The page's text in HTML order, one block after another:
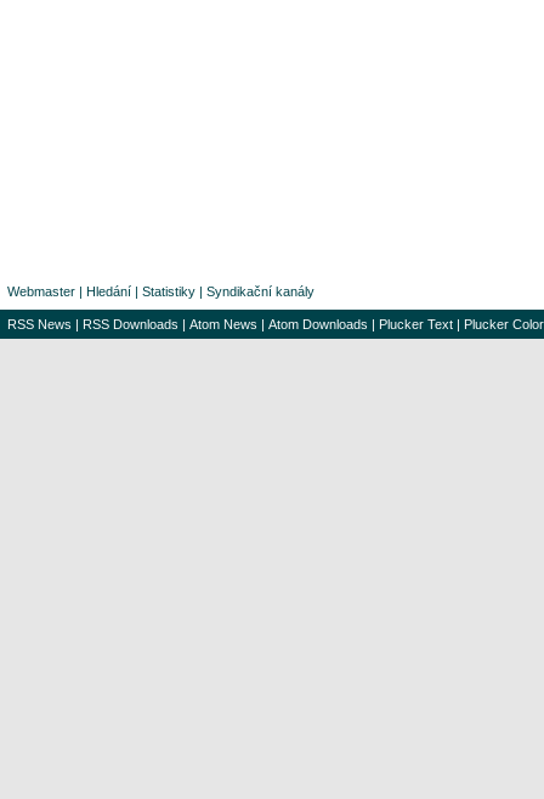
Webmaster | Hledání | Statistiky | Syndikační kanály
RSS News | RSS Downloads | Atom News | Atom Downloads | Plucker Text | Plucker Color